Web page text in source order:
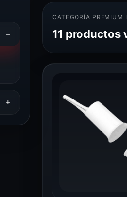
−
+
CATEGORÍA PREMIUM
11 productos